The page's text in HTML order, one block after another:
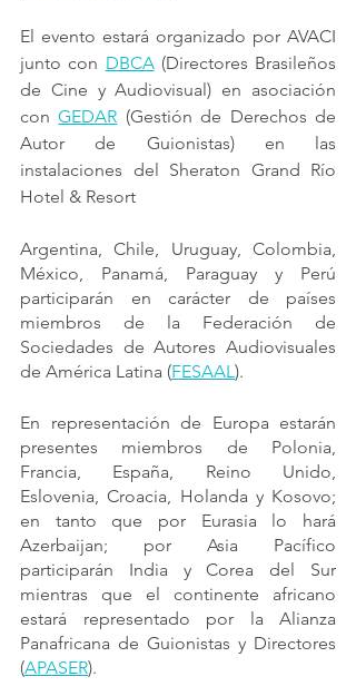
El evento estará organizado por AVACI
junto con DBCA (Directores Brasileños
de Cine y Audiovisual) en asociación
con GEDAR (Gestión de Derechos de
Autor de Guionistas) en las
instalaciones del Sheraton Grand Río
Hotel & Resort
Argentina, Chile, Uruguay, Colombia,
México, Panamá, Paraguay y Perú
participarán en carácter de países
miembros de la Federación de
Sociedades de Autores Audiovisuales
de América Latina (FESAAL).
En representación de Europa estarán
presentes miembros de Polonia,
Francia, España, Reino Unido,
Eslovenia, Croacia, Holanda y Kosovo;
en tanto que por Eurasia lo hará
Azerbaijan; por Asia Pacífico
participarán India y Corea del Sur
mientras que el continente africano
estará representado por la Alianza
Panafricana de Guionistas y Directores
(APASER).